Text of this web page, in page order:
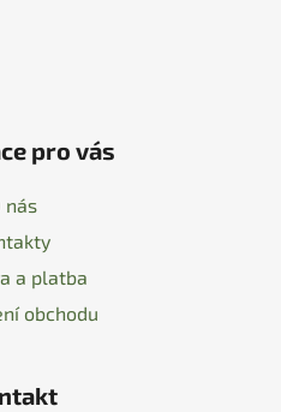
pro vás
nás
a platba
obchodu